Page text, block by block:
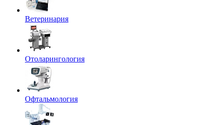
Ветеринария
Отоларингология
Офтальмология